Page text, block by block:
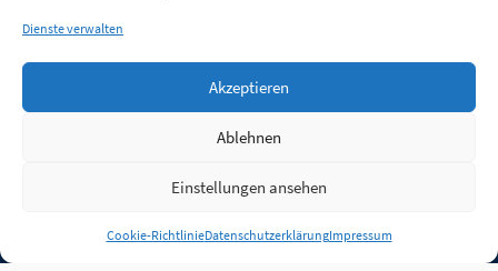
Dienste verwalten
Akzeptieren
Ablehnen
Einstellungen ansehen
Cookie-RichtlinieDatenschutzerklärungImpressum
Anmelden
Jobs Partner FAQ Quellen